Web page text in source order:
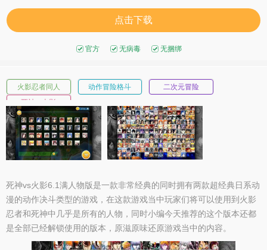
点击下载
官方 无病毒 无捆绑
火影忍者同人 动作冒险格斗
二次元冒险
死神vs火影
死神vs火影6.1满人物版是一款非常经典的同时拥有两款超经典日系动
漫的动作决斗类型的游戏，在这款游戏当中玩家们将可以使用到火影
忍者和死神中几乎是所有的人物，同时小编今天推荐的这个版本还都
是全部已经解锁使用的版本，原滋原味还原游戏当中的内容。